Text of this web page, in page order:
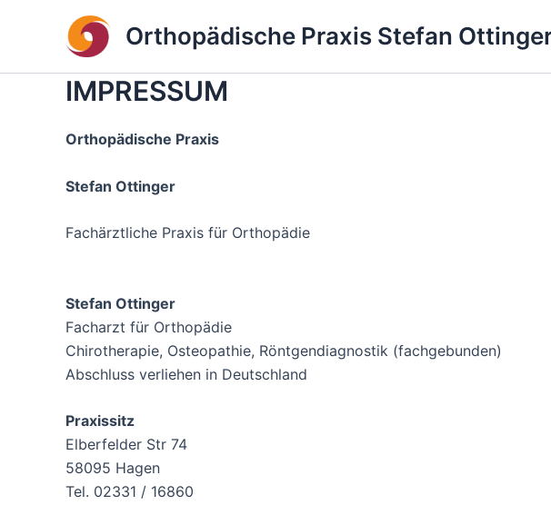
Orthopädische Praxis Stefan
IMPRESSUM
Orthopädische Praxis
Stefan Ottinger
Fachärztliche Praxis für Orthopädie
Stefan Ottinger
Facharzt für Orthopädie
Chirotherapie, Osteopathie, Röntgendiagnostik (fachgebunden)
Abschluss verliehen in Deutschland
Praxissitz
Elberfelder Str 74
58095 Hagen
Tel. 02331 / 16860